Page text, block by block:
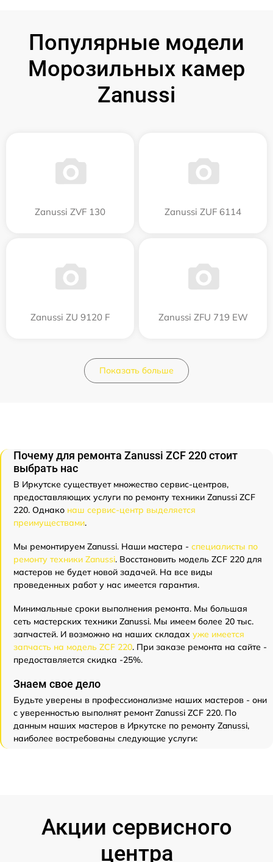
Популярные модели
Морозильных камер
Zanussi
Zanussi ZVF 130 Zanussi ZUF 6114
Zanussi ZU 9120 F Zanussi ZFU 719 EW
Показать больше
Почему для ремонта Zanussi ZCF 220 стоит
выбрать нас
В Иркутске существует множество сервис-центров,
предоставляющих услуги по ремонту техники Zanussi ZCF
220. Однако наш сервис-центр выделяется
преимуществами.
Мы ремонтируем Zanussi. Наши мастера - специалисты по
ремонту техники Zanussi. Восстановить модель ZCF 220 для
мастеров не будет новой задачей. На все виды
проведенных работ у нас имеется гарантия.
Минимальные сроки выполнения ремонта. Мы большая
сеть мастерских техники Zanussi. Мы имеем более 20 тыс.
запчастей. И возможно на наших складах уже имеется
запчасть на модель ZCF 220. При заказе ремонта на сайте -
предоставляется скидка -25%.
Знаем свое дело
Будьте уверены в профессионализме наших мастеров - они
с уверенностью выполнят ремонт Zanussi ZCF 220. По
данным наших мастеров в Иркутске по ремонту Zanussi,
наиболее востребованы следующие услуги:
Акции сервисного
центра